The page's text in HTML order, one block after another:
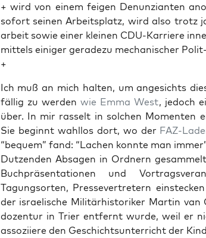
+ wird von einem fei­gen Denun­zi­an­ten
sofort sei­nen Arbeits­platz, wird also trotz
ar­beit sowie einer klei­nen CDU-Kar­rie­re
mit­tels eini­ger gera­de­zu mecha­ni­scher
+
Ich muß an mich hal­ten, um ange­sichts
fäl­lig zu wer­denwie Emma West, jedoch
über. In mir ras­selt in sol­chen Momen­ten
Sie beginnt wahl­los dort, wo der FAZ-
“bequem” fand: “Lachen konn­te man
Dut­zen­den Absa­gen in Ord­nern
Buch­prä­sen­ta­tio­nen und
Tagungs­or­ten, Pres­se­ver­tre­tern
der israe­li­sche Mili­tär­his­to­ri­ker Mar­tin van
do­zen­tur in Trier ent­fernt wur­de, weil er
asso­zi­ie­re den Geschichts­un­ter­richt der